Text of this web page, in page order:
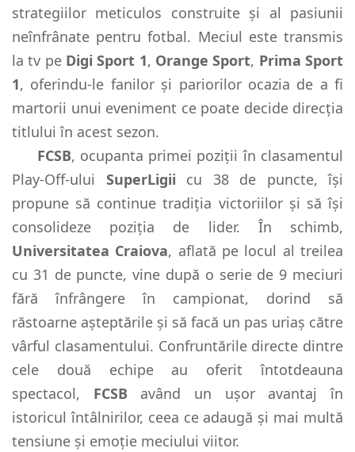
strategiilor meticulos construite și al pasiunii
neînfrânate pentru fotbal. Meciul este transmis
la tv pe Digi Sport 1, Orange Sport, Prima Sport
1, oferindu-le fanilor și pariorilor ocazia de a fi
martorii unui eveniment ce poate decide direcția
titlului în acest sezon.
FCSB, ocupanta primei poziții în clasamentul
Play-Off-ului SuperLigii cu 38 de puncte, își
propune să continue tradiția victoriilor și să își
consolideze poziția de lider. În schimb,
Universitatea Craiova, aflată pe locul al treilea
cu 31 de puncte, vine după o serie de 9 meciuri
fără înfrângere în campionat, dorind să
răstoarne așteptările și să facă un pas uriaș către
vârful clasamentului. Confruntările directe dintre
cele două echipe au oferit întotdeauna
spectacol, FCSB având un ușor avantaj în
istoricul întâlnirilor, ceea ce adaugă și mai multă
tensiune și emoție meciului viitor.